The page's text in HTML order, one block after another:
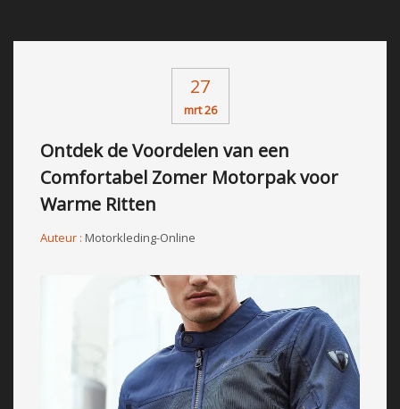
27
mrt 26
Ontdek de Voordelen van een
Comfortabel Zomer Motorpak voor
Warme Ritten
Auteur : Motorkleding-Online